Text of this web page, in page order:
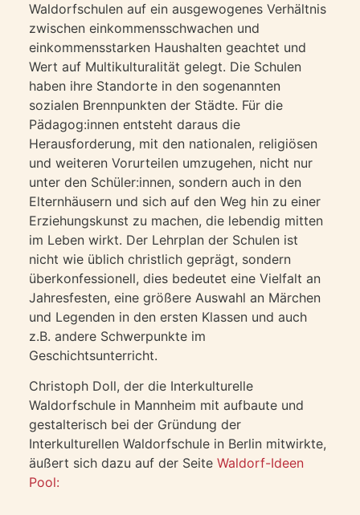
Waldorfschulen auf ein ausgewogenes Verhältnis
zwischen einkommensschwachen und
einkommensstarken Haushalten geachtet und
Wert auf Multikulturalität gelegt. Die Schulen
haben ihre Standorte in den sogenannten
sozialen Brennpunkten der Städte. Für die
Pädagog:innen entsteht daraus die
Herausforderung, mit den nationalen, religiösen
und weiteren Vorurteilen umzugehen, nicht nur
unter den Schüler:innen, sondern auch in den
Elternhäusern und sich auf den Weg hin zu einer
Erziehungskunst zu machen, die lebendig mitten
im Leben wirkt. Der Lehrplan der Schulen ist
nicht wie üblich christlich geprägt, sondern
überkonfessionell, dies bedeutet eine Vielfalt an
Jahresfesten, eine größere Auswahl an Märchen
und Legenden in den ersten Klassen und auch
z.B. andere Schwerpunkte im
Geschichtsunterricht.
Christoph Doll, der die Interkulturelle
Waldorfschule in Mannheim mit aufbaute und
gestalterisch bei der Gründung der
Interkulturellen Waldorfschule in Berlin mitwirkte,
äußert sich dazu auf der Seite Waldorf-Ideen
Pool: